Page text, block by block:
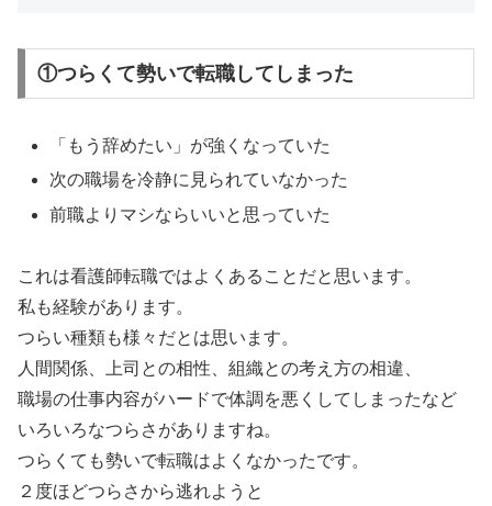
①つらくて勢いで転職してしまった
「もう辞めたい」が強くなっていた
次の職場を冷静に見られていなかった
前職よりマシならいいと思っていた
これは看護師転職ではよくあることだと思います。
私も経験があります。
つらい種類も様々だとは思います。
人間関係、上司との相性、組織との考え方の相違、
職場の仕事内容がハードで体調を悪くしてしまったなど
いろいろなつらさがありますね。
つらくても勢いで転職はよくなかったです。
２度ほどつらさから逃れようと